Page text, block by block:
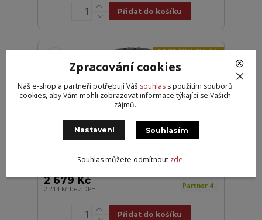
Přidat do košíku
OSVĚDČENÁ ZNAČKA
Dunlop 205/70R15C 106R
ECONODRIVE DOT25
2 679 Kč
2 214 Kč bez DPH Partner 4
Přidat do košíku
Zpracování cookies
Náš e-shop a partneři potřebují Váš souhlass použitím souborů
cookies, aby Vám mohli zobrazovat informace týkající se Vašich
zájmů.
Nastavení Souhlasím
Souhlas můžete odmítnout zde.